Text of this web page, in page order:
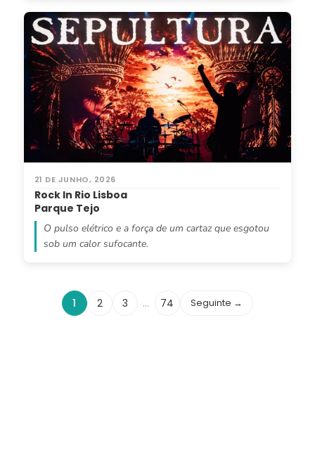
21 DE JUNHO, 2026
Rock In Rio Lisboa
Parque Tejo
O pulso elétrico e a força de um cartaz que esgotou
sob um calor sufocante.
1 2 3 … 74 Seguinte →